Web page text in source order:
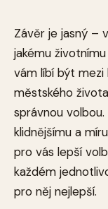
Závěr je jasný –
jakému
vám líbí být
městského
správnou
klidnějšímu a
pro vás lepší
každém
pro něj nejlepší.